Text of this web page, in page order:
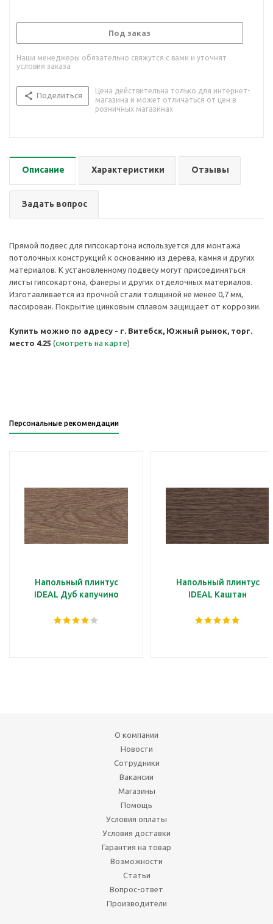
Под заказ
Наши менеджеры обязательно свяжутся с вами и уточнят
условия заказа
Поделиться
Цена действительна только для интернет-
магазина и может отличаться от цен в
розничных магазинах
Описание Характеристики Отзывы
Задать вопрос
Прямой подвес для гипсокартона используется для монтажа
потолочных конструкций к основанию из дерева, камня и других
материалов. К установленному подвесу могут присоединяться
листы гипсокартона, фанеры и других отделочных материалов.
Изготавливается из прочной стали толщиной не менее 0,7 мм,
пассирован. Покрытие цинковым сплавом защищает от коррозии.
Купить можно по адресу - г. Витебск, Южный рынок, торг.
место 4.25 (смотреть на карте)
Персональные рекомендации
Напольный плинтус
IDEAL Дуб капучино
Напольный плинтус
IDEAL Каштан
О компании
Новости
Сотрудники
Вакансии
Магазины
Помощь
Условия оплаты
Условия доставки
Гарантия на товар
Возможности
Статьи
Вопрос-ответ
Производители